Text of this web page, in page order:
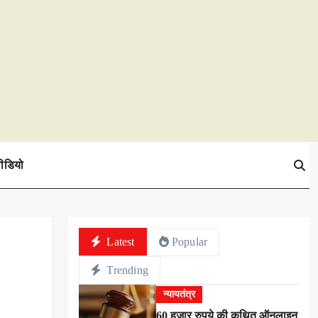
Latest Popular
Trending
न्यायतंत्र
60 हजार रुपये की कथित ऑनलाइन